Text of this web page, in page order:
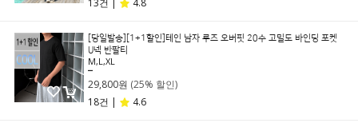
13건 |
4.8
[당일발송][1+1할인]테인 남자 루즈 오버핏 20수 고밀도 바인딩 포켓
U넥 반팔티
M,L,XL
29,800원 (25% 할인)
18건 |
4.6